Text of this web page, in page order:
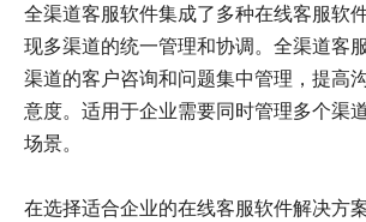
全渠道客服软件集成了多种在线客服软
现多渠道的统一管理和协调。全渠道客
渠道的客户咨询和问题集中管理，提高
意度。适用于企业需要同时管理多个渠
场景。
在选择适合企业的在线客服软件解决方